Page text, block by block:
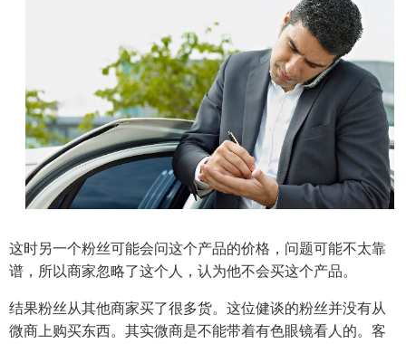
这时另一个粉丝可能会问这个产品的价格，问题可能不太靠
谱，所以商家忽略了这个人，认为他不会买这个产品。
结果粉丝从其他商家买了很多货。这位健谈的粉丝并没有从
微商上购买东西。其实微商是不能带着有色眼镜看人的。客